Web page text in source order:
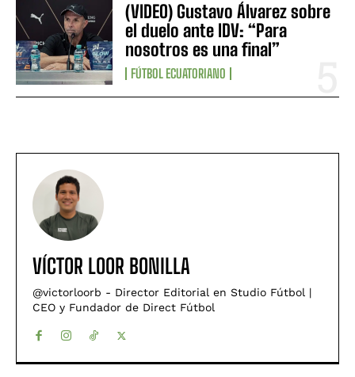
(VIDEO) Gustavo Álvarez sobre
el duelo ante IDV: “Para
nosotros es una final”
FÚTBOL ECUATORIANO
VÍCTOR LOOR BONILLA
@victorloorb - Director Editorial en Studio Fútbol |
CEO y Fundador de Direct Fútbol